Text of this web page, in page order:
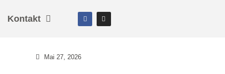
Kontakt
Mai 27, 2026